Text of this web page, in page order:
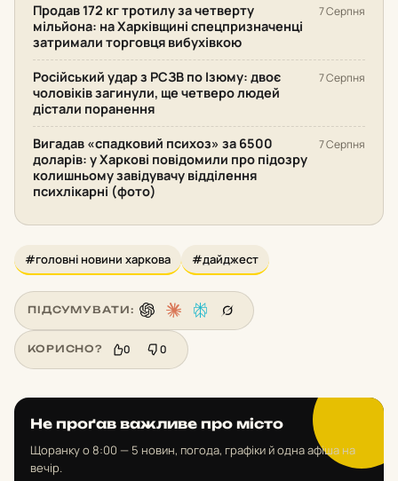
Продав 172 кг тротилу за четверту
мільйона: на Харківщині спецпризначенці
затримали торговця вибухівкою
7 Серпня
Російський удар з РСЗВ по Ізюму: двоє
чоловіків загинули, ще четверо людей
дістали поранення
7 Серпня
Вигадав «спадковий психоз» за 6500
доларів: у Харкові повідомили про підозру
колишньому завідувачу відділення
психлікарні (фото)
7 Серпня
#головні новини харкова #дайджест
ПІДСУМУВАТИ:
КОРИСНО? 0 0
Не проґав важливе про місто
Щоранку о 8:00 — 5 новин, погода, графіки й одна афіша на
вечір.